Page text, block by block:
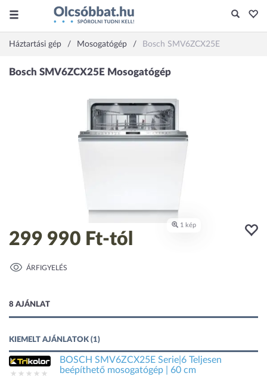
Háztartási gép Mosogatógép Bosch SMV6ZCX25E
299 990 Ft-tól
ÁRFIGYELÉS
8 AJÁNLAT
KIEMELT AJÁNLATOK (1)
BOSCH SMV6ZCX25E Serie|6 Teljesen
beépíthető mosogatógép | 60 cm